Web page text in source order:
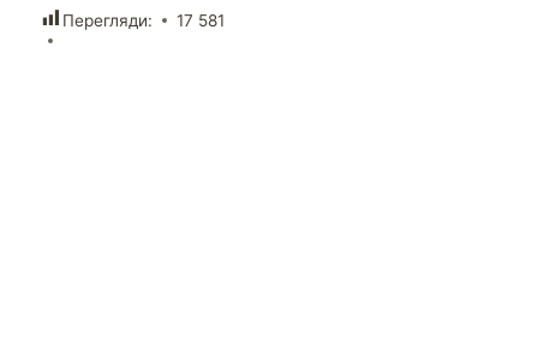
Перегляди: 17 581